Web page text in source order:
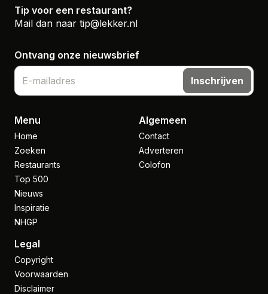
Tip voor een restaurant?
Mail dan naar tip@lekker.nl
Ontvang onze nieuwsbrief
Inschrijven
Menu
Home
Zoeken
Restaurants
Top 500
Nieuws
Inspiratie
NHGP
Algemeen
Contact
Adverteren
Colofon
Legal
Copyright
Voorwaarden
Disclaimer